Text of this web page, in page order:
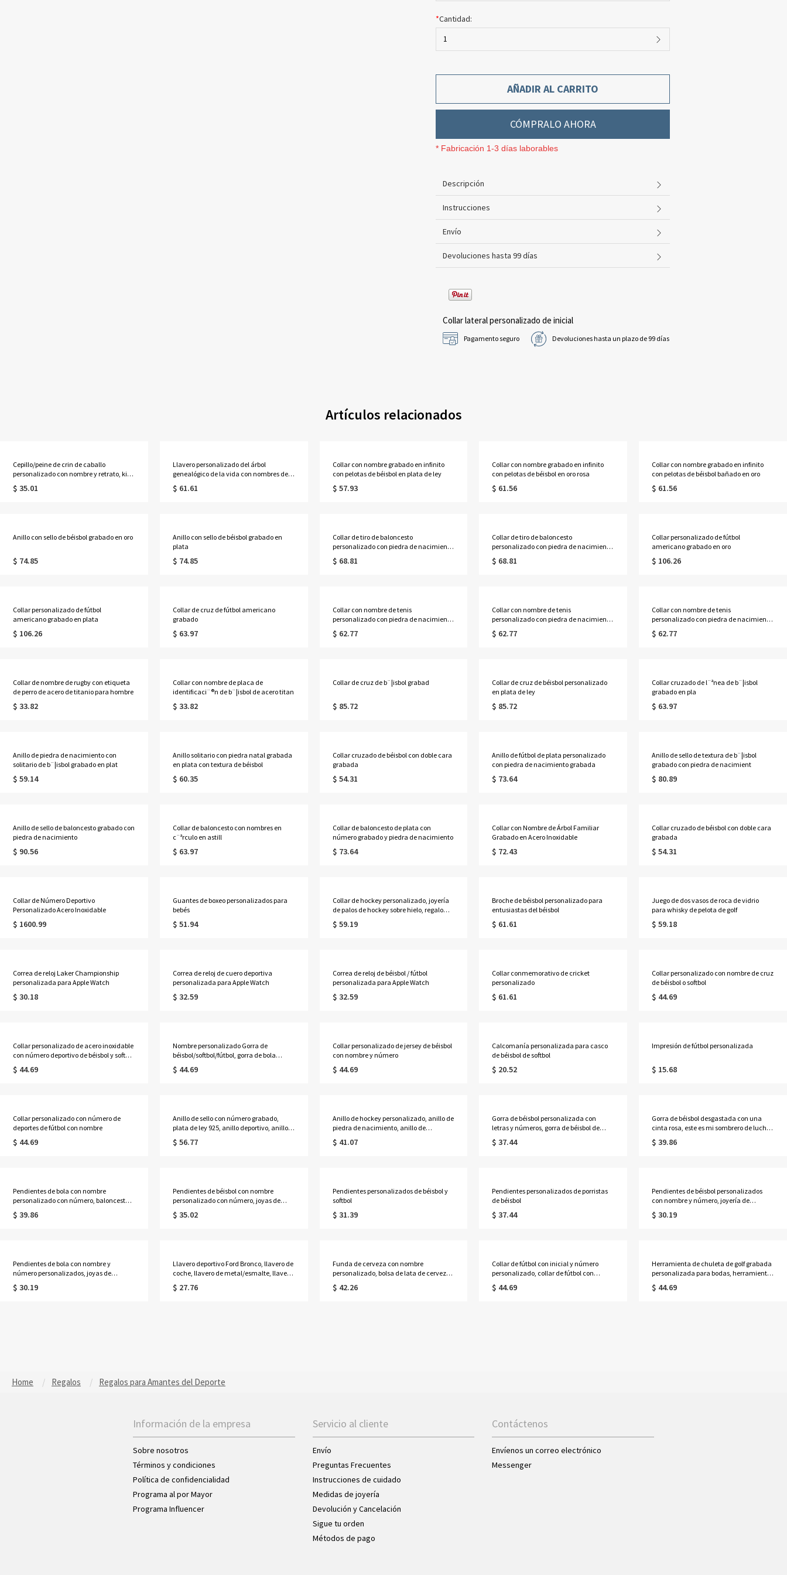
*Cantidad:
1
AÑADIR AL CARRITO
CÓMPRALO AHORA
* Fabricación 1-3 días laborables
Descripción
Instrucciones
Envío
Devoluciones hasta 99 días
Collar lateral personalizado de inicial
Pagamento seguro Devoluciones hasta un plazo de 99 días
Artículos relacionados
Cepillo/peine de crin de caballo
personalizado con nombre y retrato, kit
de aseo para caballos de madera, regalo
de cumpleaños/aniversario/Navidad
$ 35.01
Llavero personalizado del árbol
genealógico de la vida con nombres de 1
a 13 niños
$ 61.61
Collar con nombre grabado en infinito
con pelotas de béisbol en plata de ley
$ 57.93
Collar con nombre grabado en infinito
con pelotas de béisbol en oro rosa
$ 61.56
Collar con nombre grabado en infinito
con pelotas de béisbol bañado en oro
$ 61.56
Anillo con sello de béisbol grabado en oro
$ 74.85
Anillo con sello de béisbol grabado en
plata
$ 74.85
Collar de tiro de baloncesto
personalizado con piedra de nacimiento
en oro
$ 68.81
Collar de tiro de baloncesto
personalizado con piedra de nacimiento
en plata
$ 68.81
Collar personalizado de fútbol
americano grabado en oro
$ 106.26
Collar personalizado de fútbol
americano grabado en plata
$ 106.26
Collar de cruz de fútbol americano
grabado
$ 63.97
Collar con nombre de tenis
personalizado con piedra de nacimiento
en oro rosa
$ 62.77
Collar con nombre de tenis
personalizado con piedra de nacimiento
en oro
$ 62.77
Collar con nombre de tenis
personalizado con piedra de nacimiento
en plata
$ 62.77
Collar de nombre de rugby con etiqueta
de perro de acero de titanio para hombre
$ 33.82
Collar con nombre de placa de
identificaci¨®n de b¨¦isbol de acero titan
$ 33.82
Collar de cruz de b¨¦isbol grabad
$ 85.72
Collar de cruz de béisbol personalizado
en plata de ley
$ 85.72
Collar cruzado de l¨ªnea de b¨¦isbol
grabado en pla
$ 63.97
Anillo de piedra de nacimiento con
solitario de b¨¦isbol grabado en plat
$ 59.14
Anillo solitario con piedra natal grabada
en plata con textura de béisbol
$ 60.35
Collar cruzado de béisbol con doble cara
grabada
$ 54.31
Anillo de fútbol de plata personalizado
con piedra de nacimiento grabada
$ 73.64
Anillo de sello de textura de b¨¦isbol
grabado con piedra de nacimient
$ 80.89
Anillo de sello de baloncesto grabado con
piedra de nacimiento
$ 90.56
Collar de baloncesto con nombres en
c¨ªrculo en astill
$ 63.97
Collar de baloncesto de plata con
número grabado y piedra de nacimiento
$ 73.64
Collar con Nombre de Árbol Familiar
Grabado en Acero Inoxidable
$ 72.43
Collar cruzado de béisbol con doble cara
grabada
$ 54.31
Collar de Número Deportivo
Personalizado Acero Inoxidable
$ 1600.99
Guantes de boxeo personalizados para
bebés
$ 51.94
Collar de hockey personalizado, joyería
de palos de hockey sobre hielo, regalo
para mamás, equipo de jugadores de
hockey para niñas
$ 59.19
Broche de béisbol personalizado para
entusiastas del béisbol
$ 61.61
Juego de dos vasos de roca de vidrio
para whisky de pelota de golf
$ 59.18
Correa de reloj Laker Championship
personalizada para Apple Watch
$ 30.18
Correa de reloj de cuero deportiva
personalizada para Apple Watch
$ 32.59
Correa de reloj de béisbol / fútbol
personalizada para Apple Watch
$ 32.59
Collar conmemorativo de cricket
personalizado
$ 61.61
Collar personalizado con nombre de cruz
de béisbol o softbol
$ 44.69
Collar personalizado de acero inoxidable
con número deportivo de béisbol y softbol
con nombre, regalos para amantes de
los deportes
$ 44.69
Nombre personalizado Gorra de
béisbol/softbol/fútbol, gorra de bola
personalizada
$ 44.69
Collar personalizado de jersey de béisbol
con nombre y número
$ 44.69
Calcomanía personalizada para casco
de béisbol de softbol
$ 20.52
Impresión de fútbol personalizada
$ 15.68
Collar personalizado con número de
deportes de fútbol con nombre
$ 44.69
Anillo de sello con número grabado,
plata de ley 925, anillo deportivo, anillo
de baloncesto para entusiastas del
deporte
$ 56.77
Anillo de hockey personalizado, anillo de
piedra de nacimiento, anillo de
latón/plata, regalo de cumpleaños/día
de la madre para madre de
$ 41.07
Gorra de béisbol personalizada con
letras y números, gorra de béisbol de
verano con letras desgastadas, regalo
para niñas de béisbol/jugador de
$ 37.44
Gorra de béisbol desgastada con una
cinta rosa, este es mi sombrero de lucha,
sombrero de orgullo, regalo inspirador
$ 39.86
Pendientes de bola con nombre
personalizado con número, baloncesto
acrílico/béisbol/joyería de hockey,
deporte/cumpleaños/regalo del día de la
$ 39.86
Pendientes de béisbol con nombre
personalizado con número, joyas de
porristas de béisbol,
deporte/cumpleaños/regalo del día de la
$ 35.02
Pendientes personalizados de béisbol y
softbol
$ 31.39
Pendientes personalizados de porristas
de béisbol
$ 37.44
Pendientes de béisbol personalizados
con nombre y número, joyería de
béisbol/softball de madera de tilo,
regalos deportivos para
$ 30.19
Pendientes de bola con nombre y
número personalizados, joyas de
béisbol/fútbol de tilo, regalos deportivos
para jugadores/fans/madres de béisbol
$ 30.19
Llavero deportivo Ford Bronco, llavero de
coche, llavero de metal/esmalte, llavero
de coche, regalo para amante del
deporte Bronco/él
$ 27.76
Funda de cerveza con nombre
personalizado, bolsa de lata de cerveza
de golf de lona, bolsa de transporte de
latas, regalo del día del
$ 42.26
Collar de fútbol con inicial y número
personalizado, collar de fútbol con
nombre grabado, joyería deportiva,
regalo para atletas/mamá de
$ 44.69
Herramienta de chuleta de golf grabada
personalizada para bodas, herramienta
de reparación de chuletas de golf con
caja, herramienta de fijación y acceso a
$ 44.69
Home Regalos Regalos para Amantes del Deporte
Información de la empresa
Sobre nosotros
Términos y condiciones
Política de confidencialidad
Programa al por Mayor
Programa Influencer
Servicio al cliente
Envío
Preguntas Frecuentes
Instrucciones de cuidado
Medidas de joyería
Devolución y Cancelación
Sigue tu orden
Métodos de pago
Contáctenos
Envíenos un correo electrónico
Messenger